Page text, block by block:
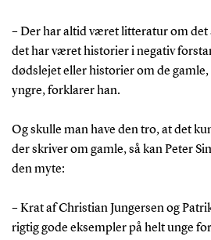
– Der har altid været litteratur om
det har været historier i negativ
dødslejet eller historier om de gamle,
yngre, forklarer han.
Og skulle man have den tro, at det
der skriver om gamle, så kan Peter
den myte:
– Krat af Christian Jungersen og
rigtig gode eksempler på helt unge